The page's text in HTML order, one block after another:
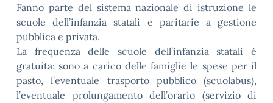
Fanno parte del sistema nazionale di istruzione le
scuole dell’infanzia statali e paritarie a gestione
pubblica e privata.
La frequenza delle scuole dell’infanzia statali è
gratuita; sono a carico delle famiglie le spese per il
pasto, l’eventuale trasporto pubblico (scuolabus),
l’eventuale prolungamento dell’orario (servizio di